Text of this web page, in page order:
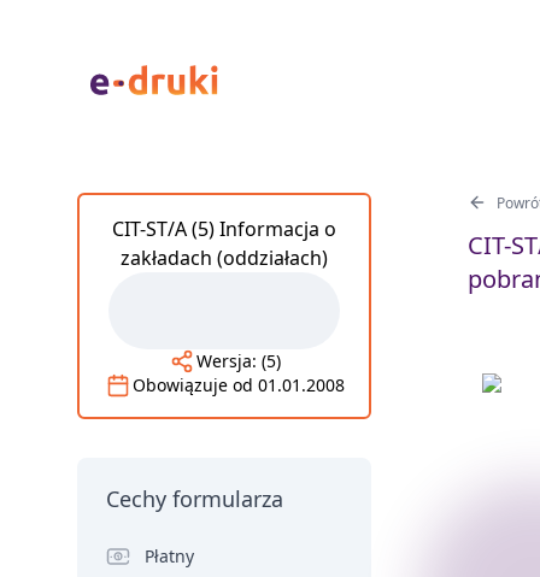
CIT-
CIT-ST/A (5) Informacja o
zakładach (oddziałach)
Wersja: (5)
Obowiązuje od 01.01.2008
Cechy formularza
Płatny